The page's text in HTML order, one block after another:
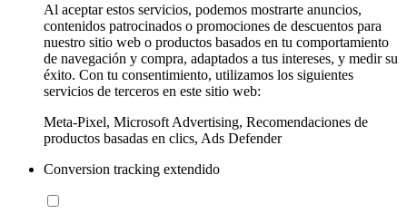
Al aceptar estos servicios, podemos mostrarte anuncios,
contenidos patrocinados o promociones de descuentos para
nuestro sitio web o productos basados en tu comportamiento
de navegación y compra, adaptados a tus intereses, y medir su
éxito. Con tu consentimiento, utilizamos los siguientes
servicios de terceros en este sitio web:
Meta-Pixel, Microsoft Advertising, Recomendaciones de
productos basadas en clics, Ads Defender
Conversion tracking extendido